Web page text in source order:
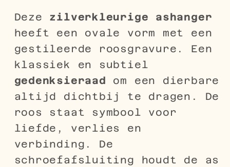
Deze zilverkleurige ashanger
heeft een ovale vorm met een
gestileerde roosgravure. Een
klassiek en subtiel
gedenksieraad om een dierbare
altijd dichtbij te dragen. De
roos staat symbool voor
liefde, verlies en
verbinding. De
schroefafsluiting houdt de as